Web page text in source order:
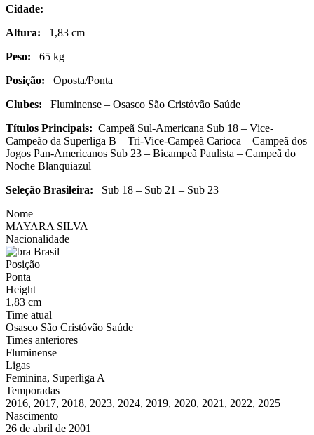
Cidade:
Altura: 1,83 cm
Peso: 65 kg
Posição: Oposta/Ponta
Clubes: Fluminense – Osasco São Cristóvão Saúde
Títulos Principais: Campeã Sul-Americana Sub 18 – Vice-
Campeão da Superliga B – Tri-Vice-Campeã Carioca – Campeã dos
Jogos Pan-Americanos Sub 23 – Bicampeã Paulista – Campeã do
Noche Blanquiazul
Seleção Brasileira: Sub 18 – Sub 21 – Sub 23
Nome
MAYARA SILVA
Nacionalidade
Brasil
Posição
Ponta
Height
1,83 cm
Time atual
Osasco São Cristóvão Saúde
Times anteriores
Fluminense
Ligas
Feminina, Superliga A
Temporadas
2016, 2017, 2018, 2023, 2024, 2019, 2020, 2021, 2022, 2025
Nascimento
26 de abril de 2001